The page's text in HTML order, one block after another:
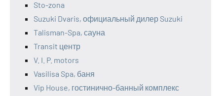
Sto-zona
Suzuki Dvaris, официальный дилер Suzuki
Talisman-Spa, сауна
Transit центр
V. I. P. motors
Vasilisa Spa, баня
Vip House, гостинично-банный комплекс